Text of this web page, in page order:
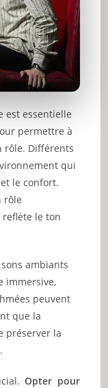
est essentielle
permettre à
rôle. Différents
qui
le confort.
rôle
le ton
ambiants
immersive,
peuvent
que la
préserver la
Opter pour